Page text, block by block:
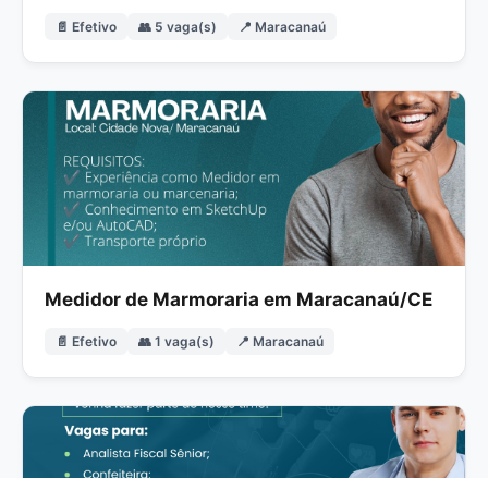
📄 Efetivo 👥 5 vaga(s) 📍 Maracanaú
Medidor de Marmoraria em Maracanaú/CE
📄 Efetivo 👥 1 vaga(s) 📍 Maracanaú